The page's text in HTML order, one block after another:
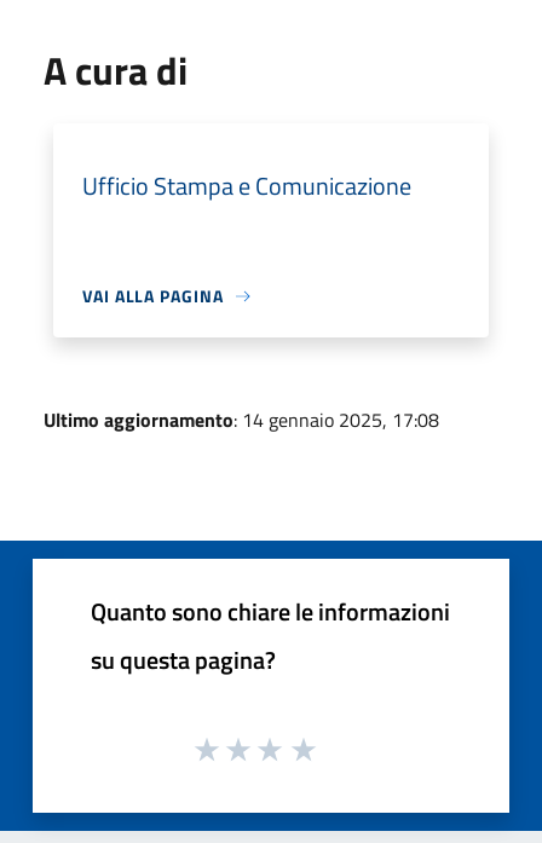
A cura di
Ufficio Stampa e Comunicazione
VAI ALLA PAGINA
Ultimo aggiornamento: 14 gennaio 2025, 17:08
Quanto sono chiare le informazioni
su questa pagina?